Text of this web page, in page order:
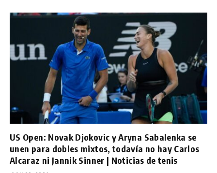
US Open: Novak Djokovic y Aryna Sabalenka se
unen para dobles mixtos, todavía no hay Carlos
Alcaraz ni Jannik Sinner | Noticias de tenis